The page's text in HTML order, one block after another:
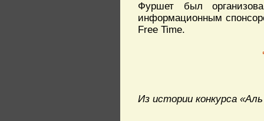
Фуршет был
информационным
Free Time.
Из истории конкурса